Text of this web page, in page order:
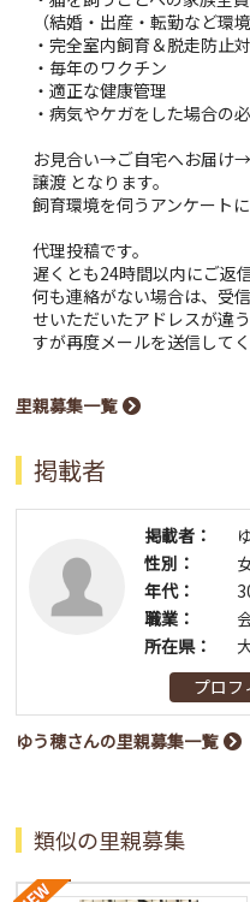
（結婚・出産・転勤など環
・完全室内飼育＆脱走防止
・毎年のワクチン
・適正な健康管理
・病気やケガをした場合の
お見合い→ご自宅へお届け
譲渡 となります。
飼育環境を伺うアンケート
代理投稿です。
遅くとも24時間以内にご返
何も連絡がない場合は、受
せいただいたアドレスが違
すが再度メールを送信してく
里親募集一覧
掲載者
掲載者：
性別：
年代：
職業：
所在県：
プロフ
ゆう穂さんの里親募集一覧
類似の里親募集